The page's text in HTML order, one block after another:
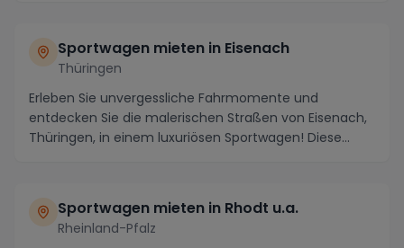
Sportwagen mieten in Eisenach
Thüringen
Erleben Sie unvergessliche Fahrmomente und
entdecken Sie die malerischen Straßen von Eisenach,
Thüringen, in einem luxuriösen Sportwagen! Diese
Sportwagen mieten in Rhodt u.a.
Rheinland-Pfalz